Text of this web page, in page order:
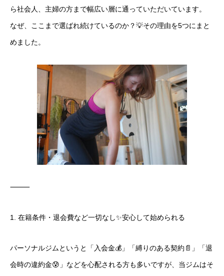
お問い合わせ
CONTACT US
BOOKING
ら社会人、主婦の方まで幅広い層に通っていただいています。
なぜ、ここまで選ばれ続けているのか？💡その理由を5つにまと
めました。
⸻
1. 在籍条件・退会費など一切なし✨安心して始められる
パーソナルジムというと「入会金💰」「縛りのある契約📄」「退
会時の違約金😰」などを心配される方も多いですが、当ジムはそ